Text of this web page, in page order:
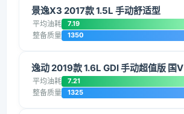
景逸X3 2017款 1.5L 手动舒适型
平均油耗 7.19
整备质量 1350
逸动 2019款 1.6L GDI 手动超值版 国V
平均油耗 7.21
整备质量 1325